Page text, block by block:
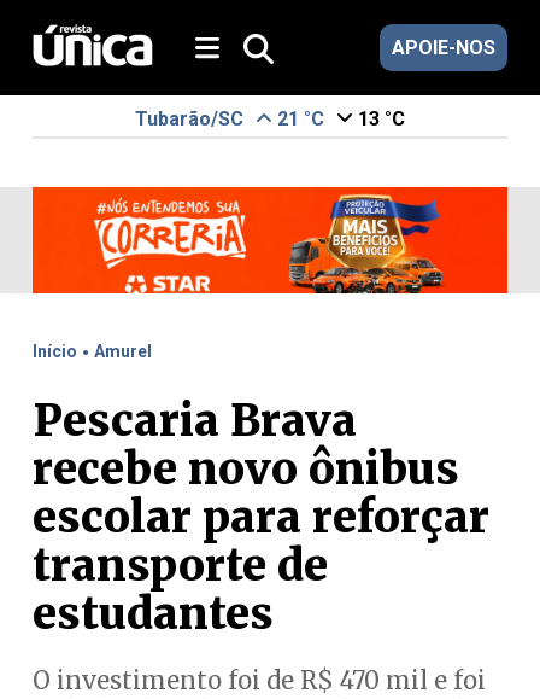
APOIE-NOS
Tubarão/SC 21 °C 13 °C
Início . Amurel
Pescaria Brava
recebe novo ônibus
escolar para reforçar
transporte de
estudantes
O investimento foi de R$ 470 mil e foi